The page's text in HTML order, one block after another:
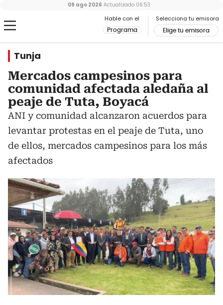
Hable con el
Programa
Selecciona tu emisora
Elige tu emisora
09 ago 2026 Actualizado 06:53
Tunja
Mercados campesinos para
comunidad afectada aledaña al
peaje de Tuta, Boyacá
ANI y comunidad alcanzaron acuerdos para
levantar protestas en el peaje de Tuta, uno
de ellos, mercados campesinos para los más
afectados